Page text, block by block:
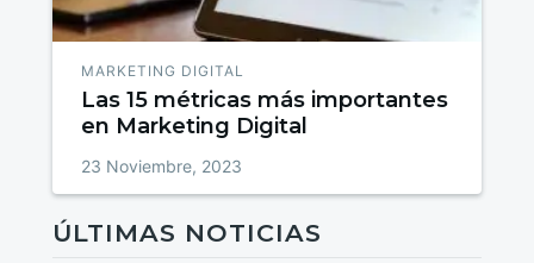
MARKETING DIGITAL
Las 15 métricas más importantes
en Marketing Digital
23 Noviembre, 2023
ÚLTIMAS NOTICIAS